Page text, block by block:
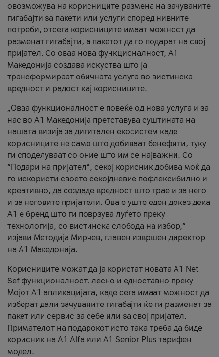
овозможува на корисниците размена на зачуваните
гигабајти за пакети или услуги според нивните
потреби, отсега корисниците имаат можност да
разменат гигабајти, а пакетот да го подарат на свој
пријател. Со оваа нова функционалност, А1
Македонија создава искуства што ја
трансформираат обичната услуга во вистинска
вредност и радост кај корисниците.
„Оваа функционалност е повеќе од нова услуга и за
нас во А1 Македонија претставува суштината на
нашата визија за дигитален екосистем каде
корисниците не само што добиваат бенефити, туку
ги споделуваат со оние што им се најважни. Со
“Подари на пријател”, секој корисник добива моќ да
го искористи своето секојдневие пофлексибилно и
креативно, да создаде вредност што трае и за него
и за неговите пријатели. Ова е уште еден доказ дека
А1 е бренд што ги поврзува луѓето преку
технологија, со вистинска слобода на избор,“
изјави Методија Мирчев, главен извршен директор
на А1 Македонија.
Корисниците можат да ја користат новата А1 Net
Sef функционалност, лесно и едноставно преку
Мојот А1 апликацијата, каде сега имаат можност да
изберат дали зачуваните гигабајти ќе ги разменат за
пакет или сервис за себе или за свој пријател.
Примателот на подарокот исто така треба да биде
корисник на А1 Alfa или A1 Senior Plus тарифен
модел.